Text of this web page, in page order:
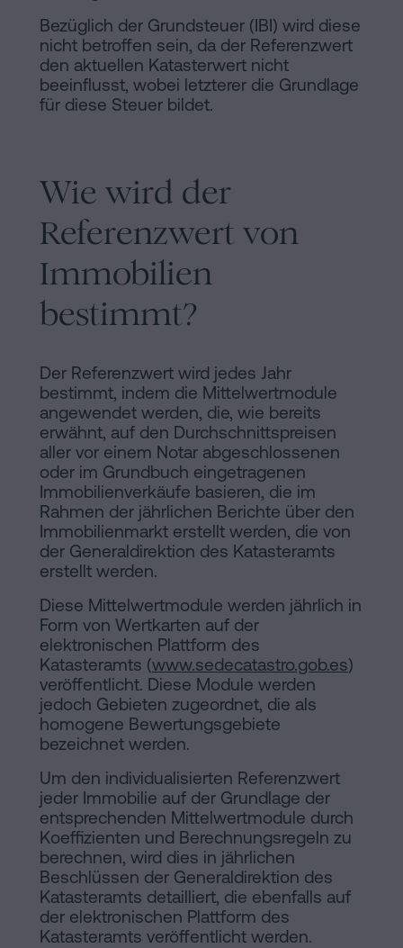
Bezüglich der Grundsteuer (IBI) wird diese
nicht betroffen sein, da der Referenzwert
den aktuellen Katasterwert nicht
beeinflusst, wobei letzterer die Grundlage
für diese Steuer bildet.
Wie wird der
Referenzwert von
Immobilien
bestimmt?
Der Referenzwert wird jedes Jahr
bestimmt, indem die Mittelwertmodule
angewendet werden, die, wie bereits
erwähnt, auf den Durchschnittspreisen
aller vor einem Notar abgeschlossenen
oder im Grundbuch eingetragenen
Immobilienverkäufe basieren, die im
Rahmen der jährlichen Berichte über den
Immobilienmarkt erstellt werden, die von
der Generaldirektion des Katasteramts
erstellt werden.
Diese Mittelwertmodule werden jährlich in
Form von Wertkarten auf der
elektronischen Plattform des
Katasteramts (www.sedecatastro.gob.es)
veröffentlicht. Diese Module werden
jedoch Gebieten zugeordnet, die als
homogene Bewertungsgebiete
bezeichnet werden.
Um den individualisierten Referenzwert
jeder Immobilie auf der Grundlage der
entsprechenden Mittelwertmodule durch
Koeffizienten und Berechnungsregeln zu
berechnen, wird dies in jährlichen
Beschlüssen der Generaldirektion des
Katasteramts detailliert, die ebenfalls auf
der elektronischen Plattform des
Katasteramts veröffentlicht werden.